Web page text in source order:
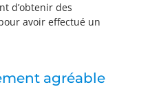
d’obtenir des
avoir effectué un
agréable